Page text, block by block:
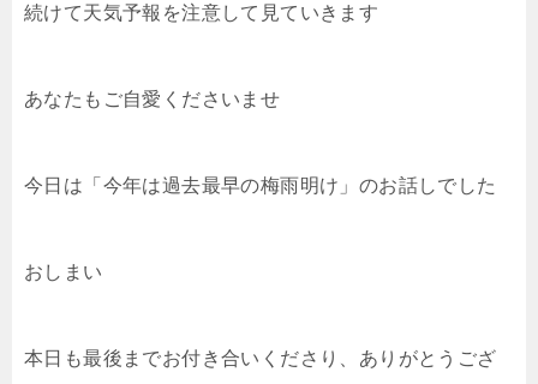
続けて天気予報を注意して見ていきます
あなたもご自愛くださいませ
今日は「今年は過去最早の梅雨明け」のお話しでした
おしまい
本日も最後までお付き合いくださり、ありがとうござ